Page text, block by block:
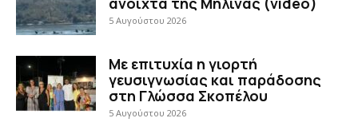
5 Αυγούστου 2026
Με επιτυχία η γιορτή
γευσιγνωσίας και παράδοσης
στη Γλώσσα Σκοπέλου
5 Αυγούστου 2026